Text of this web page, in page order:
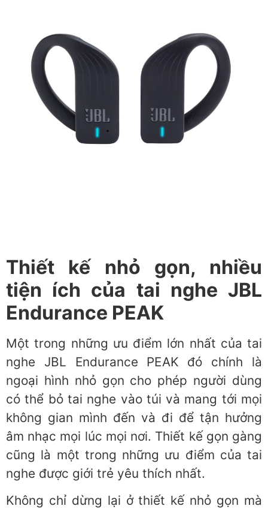
Thiết kế nhỏ gọn, nhiều
tiện ích của tai nghe JBL
Endurance PEAK
Một trong những ưu điểm lớn nhất của tai
nghe JBL Endurance PEAK đó chính là
ngoại hình nhỏ gọn cho phép người dùng
có thể bỏ tai nghe vào túi và mang tới mọi
không gian mình đến và đi để tận hưởng
âm nhạc mọi lúc mọi nơi. Thiết kế gọn gàng
cũng là một trong những ưu điểm của tai
nghe được giới trẻ yêu thích nhất.
Không chỉ dừng lại ở thiết kế nhỏ gọn mà